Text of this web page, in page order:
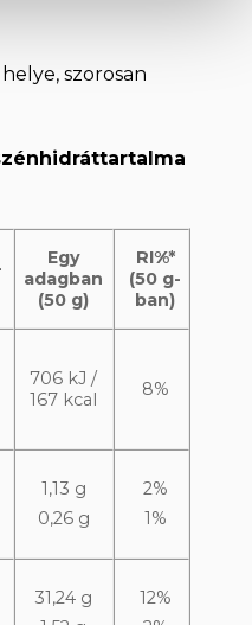
szorosan
Egy
adagban
(50 g)
RI%*
(50 g-
ban)
706 kJ /
167 kcal
8%
1,13 g
0,26 g
2%
1%
31,24 g
12%